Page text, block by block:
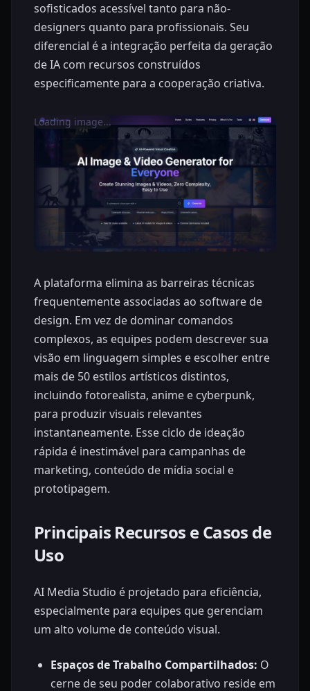
sofisticados acessível tanto para não-
designers quanto para profissionais. Seu
diferencial é a integração perfeita da geração
de IA com recursos construídos
especificamente para a cooperação criativa.
Loading image...
A plataforma elimina as barreiras técnicas
frequentemente associadas ao software de
design. Em vez de dominar comandos
complexos, as equipes podem descrever sua
visão em linguagem simples e escolher entre
mais de 50 estilos artísticos distintos,
incluindo fotorealista, anime e cyberpunk,
para produzir visuais relevantes
instantaneamente. Esse ciclo de ideação
rápida é inestimável para campanhas de
marketing, conteúdo de mídia social e
prototipagem.
Principais Recursos e Casos de
Uso
AI Media Studio é projetado para eficiência,
especialmente para equipes que gerenciam
um alto volume de conteúdo visual.
Espaços de Trabalho Compartilhados: O
cerne de seu poder colaborativo reside em